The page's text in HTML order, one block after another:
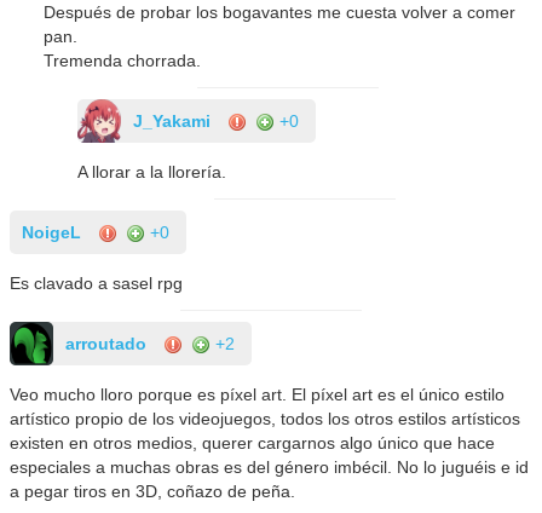
Después de probar los bogavantes me cuesta volver a comer
pan.
Tremenda chorrada.
J_Yakami +0
A llorar a la llorería.
NoigeL +0
Es clavado a sasel rpg
arroutado +2
Veo mucho lloro porque es píxel art. El píxel art es el único estilo
artístico propio de los videojuegos, todos los otros estilos artísticos
existen en otros medios, querer cargarnos algo único que hace
especiales a muchas obras es del género imbécil. No lo juguéis e id
a pegar tiros en 3D, coñazo de peña.